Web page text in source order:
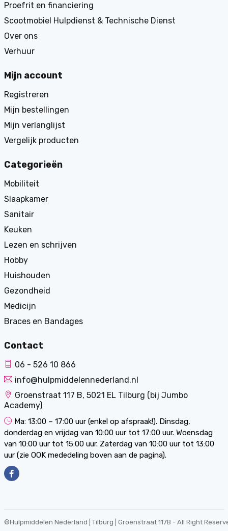
Proefrit en financiering
Scootmobiel Hulpdienst & Technische Dienst
Over ons
Verhuur
Mijn account
Registreren
Mijn bestellingen
Mijn verlanglijst
Vergelijk producten
Categorieën
Mobiliteit
Slaapkamer
Sanitair
Keuken
Lezen en schrijven
Hobby
Huishouden
Gezondheid
Medicijn
Braces en Bandages
Contact
06 - 526 10 866
info@hulpmiddelennederland.nl
Groenstraat 117 B, 5021 EL Tilburg (bij Jumbo
Academy)
Ma: 13:00 – 17:00 uur (enkel op afspraak!). Dinsdag,
donderdag en vrijdag van 10:00 uur tot 17:00 uur. Woensdag
van 10:00 uur tot 15:00 uur. Zaterdag van 10:00 uur tot 13:00
uur (zie OOK mededeling boven aan de pagina).
©Hulpmiddelen Nederland | Tilburg | Groenstraat 117B - All Right